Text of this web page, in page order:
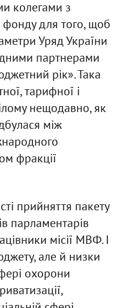
колегами з
для того, щоб
Уряд України
партнерами
рік». Така
тарифної і
нещодавно, як
між
фракції
прийняття пакету
парламентарів
місії МВФ. І
але й низки
охорони